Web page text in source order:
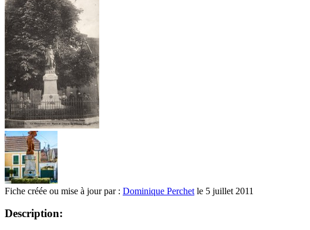
Fiche créée ou mise à jour par : Dominique Perchet le 5 juillet 2011
Description: